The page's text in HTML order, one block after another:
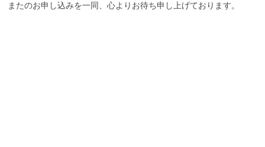
またのお申し込みを一同、心よりお待ち申し上げております。